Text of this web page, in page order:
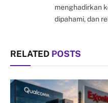
menghadirkan
dipahami, dan
RELATED POSTS